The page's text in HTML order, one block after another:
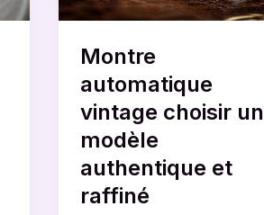
Montre
automatique
vintage choisir un
modèle
authentique et
raffiné
authentique
raffiné